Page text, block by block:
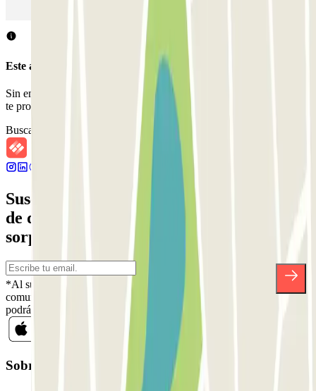
Parking en Sants - Estación de Barcelona
Este aparcamiento no acepta reservas a través de Parclick.
Sin embargo, puedes reservar en uno de los parkings cercanos que
te proponemos.
Buscar parkings cercanos
Suscríbete a nuestra newsletter y entérate
de descuentos, sorteos y otras muchas
sorpresas.
*Al suscribirte aceptas nuestra Política de Privacidad para recibir
comunicaciones comerciales de Parclick. Sin ningún compromiso,
podrás darte de baja cuando quieras en la misma newsletter.
Sobre Parclick